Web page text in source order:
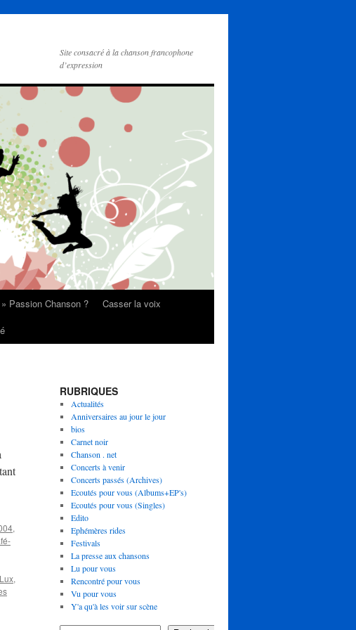
Site consacré à la chanson francophone
d’expression
Passion Chanson ?
Casser la voix
,
,
RUBRIQUES
Actualités
Anniversaires au jour le jour
bios
Carnet noir
Chanson . net
Concerts à venir
Concerts passés (Archives)
Ecoutés pour vous (Albums+EP's)
Ecoutés pour vous (Singles)
Edito
Ephémères rides
Festivals
La presse aux chansons
Lu pour vous
Rencontré pour vous
Vu pour vous
Y'a qu'à les voir sur scène